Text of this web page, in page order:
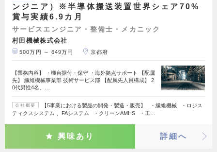
ンジニア）※半導体搬送装置世界シェア70%
賞与実績6.9カ月
サービスエンジニア・整備士・メカニック
村田機械株式会社
500万円 ～ 649万円 京都府
【業務内容】 ・機台据付・保守 ・海外拠点サポート 【配属
先】 繊維機械事業部 技術サービス部 【配属先人員構成】 2
0代男性4名、…
会社概要
【5事業における製品の開発・製造・販売】 ・繊維機械 ・ロジス
ティクスシステム 、FAシステム ・クリーンAMHS ・工…
興味あり 詳細へ